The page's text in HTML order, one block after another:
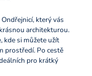
který vás
architekturou.
kde si můžete užít
prostředí. Po cestě
pro krátký